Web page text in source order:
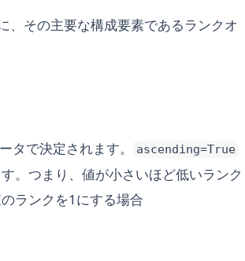
、その主要な構成要素であるランクオ
タで決定されます。 ascending=True
。つまり、値が小さいほど低いランク
ランクを1にする場合